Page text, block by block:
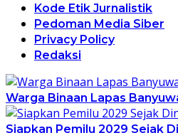
Kode Etik Jurnalistik
Pedoman Media Siber
Privacy Policy
Redaksi
Warga Binaan Lapas
Siapkan Pemilu 2029 Sejak